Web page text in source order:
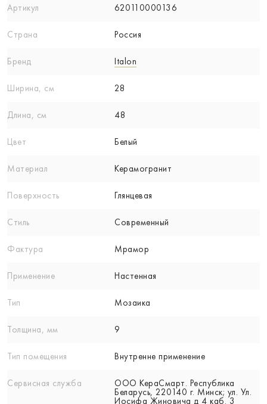
Артикул 620110000136
Страна Россия
Бренд Italon
Ширина, см 28
Длина, см 48
Цвет Белый
Материал Керамогранит
Поверхность Глянцевая
Стиль Современный
Фактура Мрамор
Применение Настенная
Тип Мозаика
Толщина, мм 9
Тип помещения Внутренне применение
Сервисная служба
ООО КераСмарт. Республика
Беларусь, 220140 г. Минск; ул. Ул.
Иосифа Жиновича д 4 каб. 3